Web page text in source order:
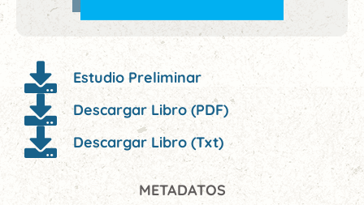
Estudio Preliminar
Descargar Libro (PDF)
Descargar Libro (Txt)
METADATOS